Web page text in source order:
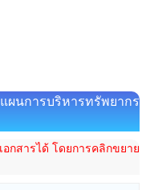
ผนการบริหารทรัพยากร
กสารได้ โดยการคลิกขยาย